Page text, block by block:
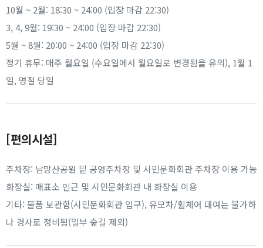
10월 ~ 2월: 18:30 ~ 24:00 (입장 마감 22:30)
3, 4, 9월: 19:30 ~ 24:00 (입장 마감 22:30)
5월 ~ 8월: 20:00 ~ 24:00 (입장 마감 22:30)
정기 휴무: 매주 월요일 (수요일에서 월요일로 변경됨을 유의), 1월 1
일, 명절 당일
[편의시설]
주차장: 남망산공원 밑 공영주차장 및 시민문화회관 주차장 이용 가능
화장실: 매표소 인근 및 시민문화회관 내 화장실 이용
기타: 물품 보관함(시민문화회관 입구), 유모차/휠체어 대여는 불가하
나 경사로 정비됨(일부 숲길 제외)